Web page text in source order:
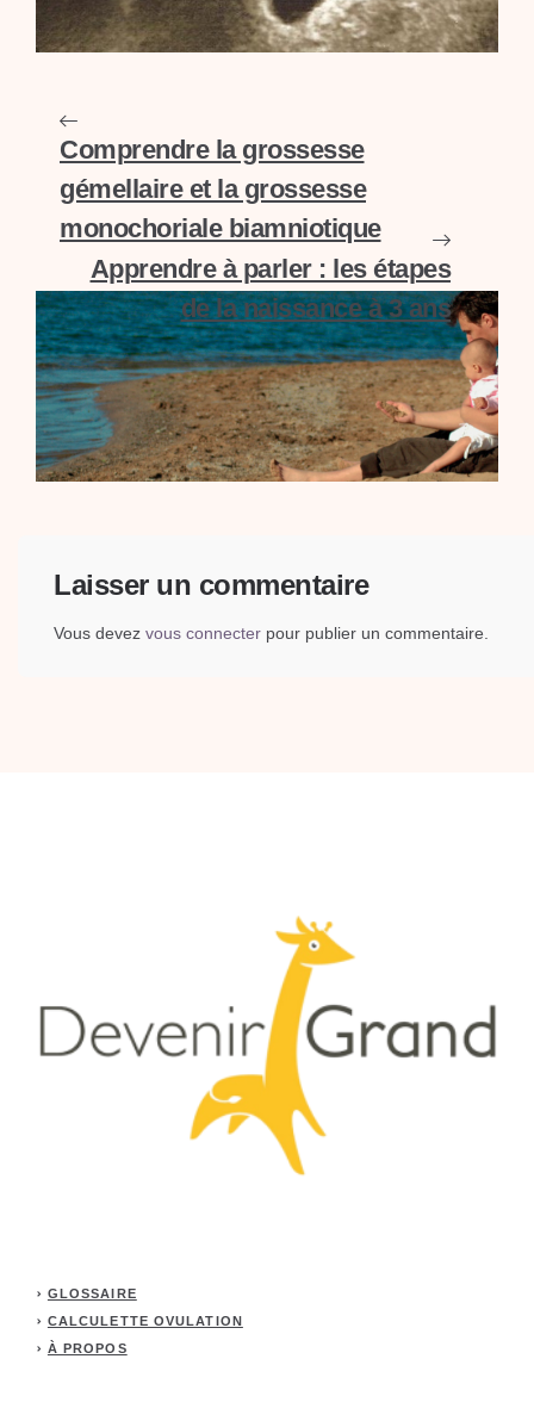
Comprendre la grossesse
gémellaire et la grossesse
monochoriale biamniotique
Apprendre à parler : les étapes
de la naissance à 3 ans
Laisser un commentaire
Vous devez vous connecter pour publier un commentaire.
GLOSSAIRE
CALCULETTE OVULATION
À PROPOS